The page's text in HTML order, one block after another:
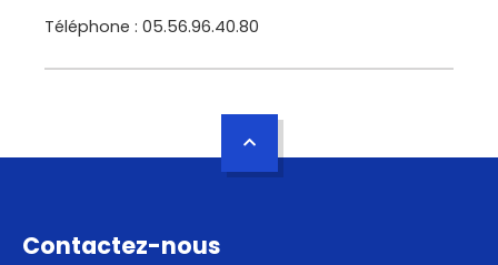
Téléphone : 05.56.96.40.80
Contactez-nous